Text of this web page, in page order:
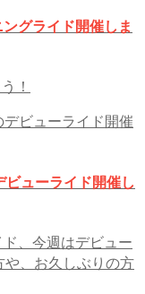
グライド開催しま
！
ューライド開催し
、今週はデビュー
、お久しぶりの方